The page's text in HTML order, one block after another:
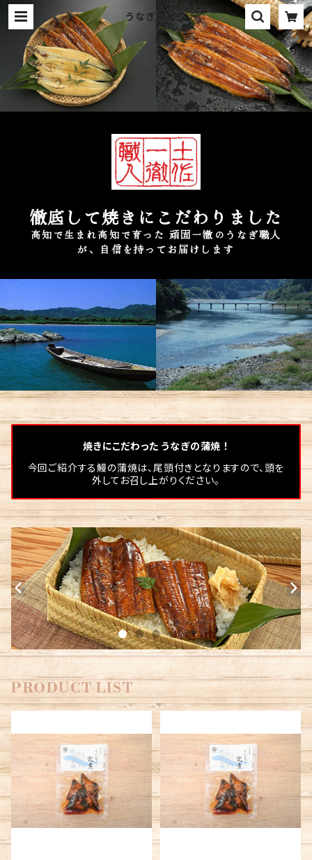
うなぎ屋フジ
徹底して焼きにこだわりました
高知で生まれ高知で育った 頑固一徹のうなぎ職人
が、自信を持ってお届けします
焼きにこだわった うなぎの蒲焼 ！
今回ご紹介する鰻の蒲焼は、尾頭付きとなりますので、頭を
外してお召し上がりください。
PRODUCT LIST